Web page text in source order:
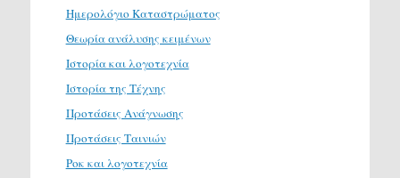
Ημερολόγιο Καταστρώματος
Θεωρία ανάλυσης κειμένων
Ιστορία και λογοτεχνία
Ιστορία της Τέχνης
Προτάσεις Ανάγνωσης
Προτάσεις Ταινιών
Ροκ και λογοτεχνία